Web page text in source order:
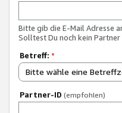
Bitte gib die E-Mail Adresse
Solltest Du noch kein
Betreff: *
Bitte wähle eine
Partner-ID (empfohlen)